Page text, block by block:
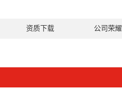
资质下载 公司荣耀